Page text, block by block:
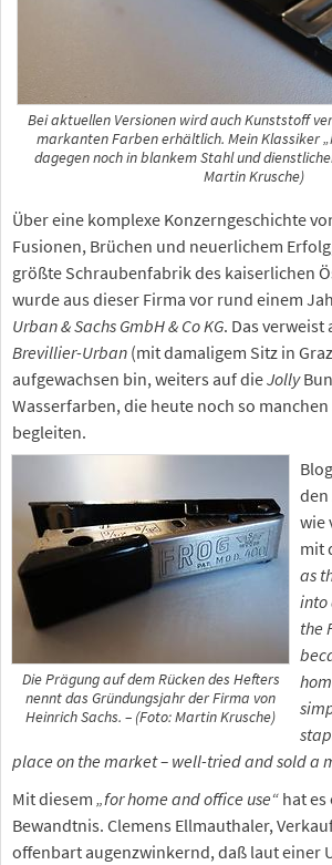
Bei aktuellen Versionen wird auch Kunststoff
markanten Farben erhältlich. Mein Klassiker
dagegen noch in blankem Stahl und
Martin Krusche)
Über eine komplexe Konzerngeschichte
Fusionen, Brüchen und neuerlichem
größte Schraubenfabrik des kaiserlichen
wurde aus dieser Firma vor rund einem
Urban & Sachs GmbH & Co KG. Das
Brevillier-Urban (mit damaligem Sitz in
aufgewachsen bin, weiters auf dieJolly
Wasserfarben, die heute noch so
begleiten.
Die Prägung auf dem Rücken des Hefters
nennt das Gründungsjahr der Firma von
Heinrich Sachs. – (Foto: Martin Krusche)
den
wie
mit
as
into
the
place on the market – well-tried and sold a
Mit diesem „for home and office use“ hat es
Bewandtnis. Clemens Ellmauthaler,
offenbart augenzwinkernd, daß laut einer